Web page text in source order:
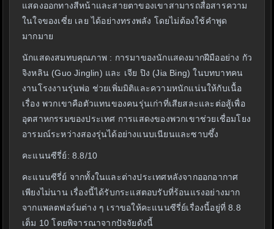
แสดงออกทางสีหน้าและสายตาของเขาสามารถสื่อสารความ
ในใจของเซี่ย เลย ได้อย่างทรงพลัง โดยไม่ต้องใช้คำพูด
มากมาย
นักแสดงสมทบคุณภาพ : การมาของนักแสดงมากฝีมืออย่าง กัว
จิงหลิน (Guo Jinglin) และ เจีย ปิง (Jia Bing) ในบทบาทคน
งานโรงงานรุ่นพ่อ ช่วยเพิ่มมิติและความหนักแน่นให้กับเนื้อ
เรื่อง พวกเขาคือตัวแทนของคนรุ่นเก่าที่เสียสละและต่อสู้เพื่อ
อุตสาหกรรมของประเทศ การแสดงของพวกเขาช่วยเชื่อมโยง
อารมณ์ระหว่างสองรุ่นได้อย่างแนบเนียนและซาบซึ้ง
คะแนนซีรี่ย์: 8.8/10
คะแนนซีรี่ย์ จากทั้งในและต่างประเทศหลังจากออกอากาศ
เพียงไม่นาน เรื่องนี้ได้รับกระแสตอบรับที่ร้อนแรงอย่างมาก
จากแพลตฟอร์มต่าง ๆ เราขอให้คะแนนซีรี่ย์เรื่องนี้อยู่ที่ 8.8
เต็ม 10 โดยพิจารณาจากปัจจัยดังนี้